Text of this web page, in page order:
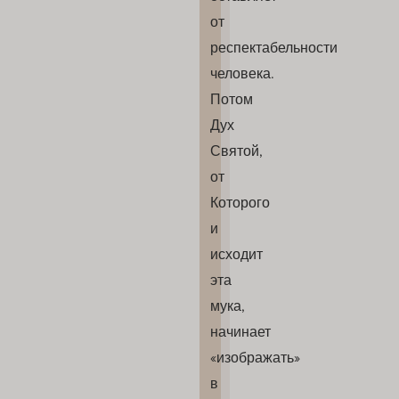
от
респектабельности
человека.
Потом
Дух
Святой,
от
Которого
и
исходит
эта
мука,
начинает
«изображать»
в